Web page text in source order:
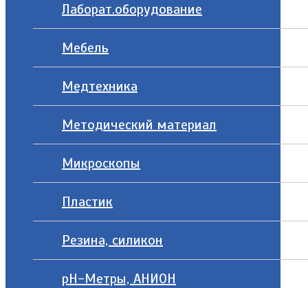
Лаборат.оборудование
Мебель
Медтехника
Методический материал
Микроскопы
Пластик
Резина, силикон
рН-Метры, АНИОН